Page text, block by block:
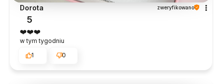
Dorota zweryfikowano
5
❤️❤️❤️
w tym tygodniu
1
0